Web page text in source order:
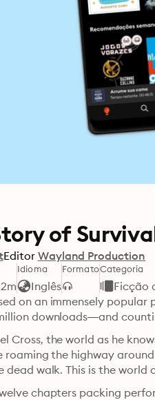
of
Editor Wayland Production
Idioma
Inglês
FormatoCategoria
Ficção
on an immensely
downloads—and
Cross, the world as he
the highway
walk. This is the world
chapters packing